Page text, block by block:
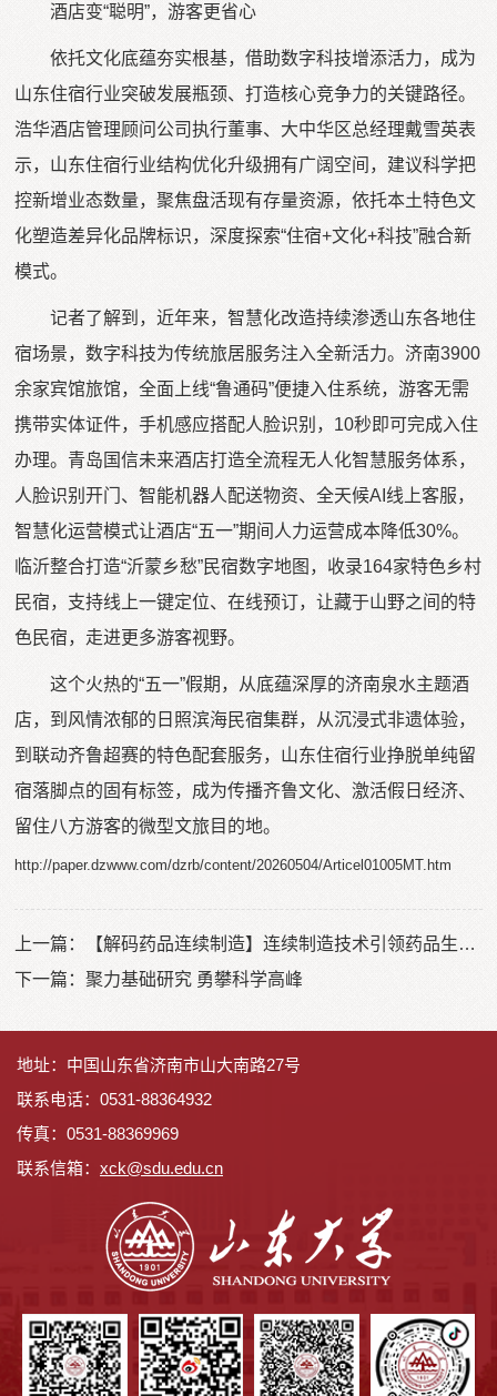
酒店变“聪明”，游客更省心
依托文化底蕴夯实根基，借助数字科技增添活力，成为
山东住宿行业突破发展瓶颈、打造核心竞争力的关键路径。
浩华酒店管理顾问公司执行董事、大中华区总经理戴雪英表
示，山东住宿行业结构优化升级拥有广阔空间，建议科学把
控新增业态数量，聚焦盘活现有存量资源，依托本土特色文
化塑造差异化品牌标识，深度探索“住宿+文化+科技”融合新
模式。
记者了解到，近年来，智慧化改造持续渗透山东各地住
宿场景，数字科技为传统旅居服务注入全新活力。济南3900
余家宾馆旅馆，全面上线“鲁通码”便捷入住系统，游客无需
携带实体证件，手机感应搭配人脸识别，10秒即可完成入住
办理。青岛国信未来酒店打造全流程无人化智慧服务体系，
人脸识别开门、智能机器人配送物资、全天候AI线上客服，
智慧化运营模式让酒店“五一”期间人力运营成本降低30%。
临沂整合打造“沂蒙乡愁”民宿数字地图，收录164家特色乡村
民宿，支持线上一键定位、在线预订，让藏于山野之间的特
色民宿，走进更多游客视野。
这个火热的“五一”假期，从底蕴深厚的济南泉水主题酒
店，到风情浓郁的日照滨海民宿集群，从沉浸式非遗体验，
到联动齐鲁超赛的特色配套服务，山东住宿行业挣脱单纯留
宿落脚点的固有标签，成为传播齐鲁文化、激活假日经济、
留住八方游客的微型文旅目的地。
http://paper.dzwww.com/dzrb/content/20260504/Articel01005MT.htm
上一篇：
【解码药品连续制造】连续制造技术引领药品生产模式迭代升级
下一篇：聚力基础研究 勇攀科学高峰
地址：中国山东省济南市山大南路27号
联系电话：0531-88364932
传真：0531-88369969
联系信箱： xck@sdu.edu.cn